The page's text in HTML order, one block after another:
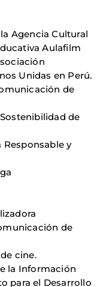
Agencia Cultural
Aulafilm
Unidas en Perú.
de
de
Responsable y
de
cine.
la Información
para el Desarrollo